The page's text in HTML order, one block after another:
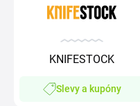
KNIFESTOCK
Slevy a kupóny